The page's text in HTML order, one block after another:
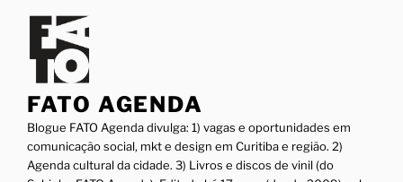
conteúdo
FATO AGENDA
Blogue FATO Agenda divulga: 1) vagas e oportunidades em
comunicação social, mkt e design em Curitiba e região. 2)
Agenda cultural da cidade. 3) Livros e discos de vinil (do